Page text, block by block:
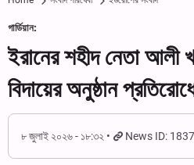
গার্ডিয়ান:
ইরানের শহীদ নেতা আলী
বিদায়ের অনুষ্ঠান
৮ জুলাই ২০২৬ - ১৮:৩২ News ID: